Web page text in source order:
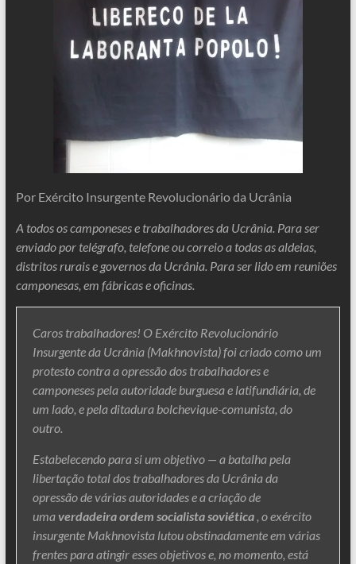
Por Exército Insurgente Revolucionário da Ucrânia
A todos os camponeses e trabalhadores da Ucrânia. Para ser
enviado por telégrafo, telefone ou correio a todas as aldeias,
distritos rurais e governos da Ucrânia. Para ser lido em reuniões
camponesas, em fábricas e oficinas.
Caros trabalhadores! O Exército Revolucionário
Insurgente da Ucrânia (Makhnovista) foi criado como um
protesto contra a opressão dos trabalhadores e
camponeses pela autoridade burguesa e latifundiária, de
um lado, e pela ditadura bolchevique-comunista, do
outro.
Estabelecendo para si um objetivo — a batalha pela
libertação total dos trabalhadores da Ucrânia da
opressão de várias autoridades e a criação de
umaverdadeira ordem socialista soviética, o exército
insurgente Makhnovista lutou obstinadamente em várias
frentes para atingir esses objetivos e, no momento, está